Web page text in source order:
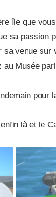
île que
sa passion
sa venue sur
au Musée
pour
là et le